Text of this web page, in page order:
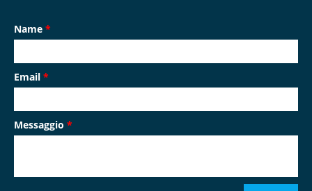
Name *
Email *
Messaggio *